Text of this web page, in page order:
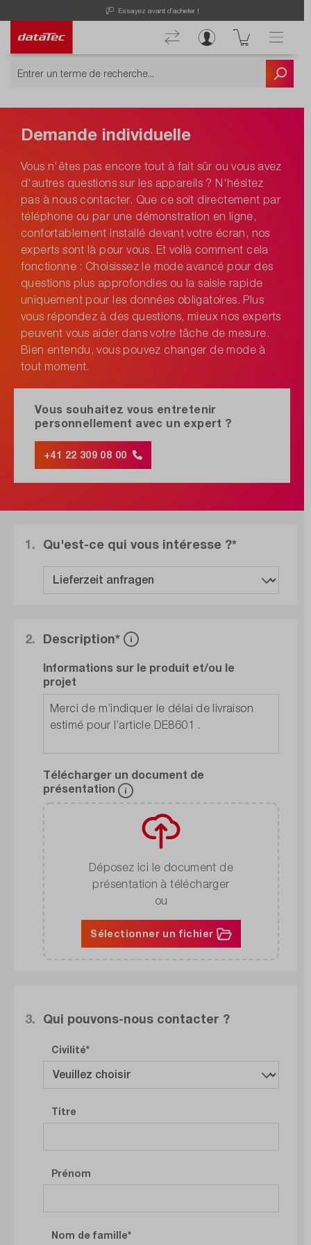
Essayez avant d'acheter !
Demande individuelle
Vous n'êtes pas encore tout à fait sûr ou vous avez
d'autres questions sur les appareils ? N'hésitez
pas à nous contacter. Que ce soit directement par
téléphone ou par une démonstration en ligne,
confortablement installé devant votre écran, nos
experts sont là pour vous. Et voilà comment cela
fonctionne : Choisissez le mode avancé pour des
questions plus approfondies ou la saisie rapide
uniquement pour les données obligatoires. Plus
vous répondez à des questions, mieux nos experts
peuvent vous aider dans votre tâche de mesure.
Bien entendu, vous pouvez changer de mode à
tout moment.
Vous souhaitez vous entretenir
personnellement avec un expert ?
+41 22 309 08 00
Qu'est-ce qui vous intéresse ?*
1.
Description*
2.
Informations sur le produit et/ou le
projet
Télécharger un document de
présentation
Déposez ici le document de
présentation à télécharger
ou
Sélectionner un fichier
Qui pouvons-nous contacter ?
3.
Civilité
Titre
Prénom
Nom de famille